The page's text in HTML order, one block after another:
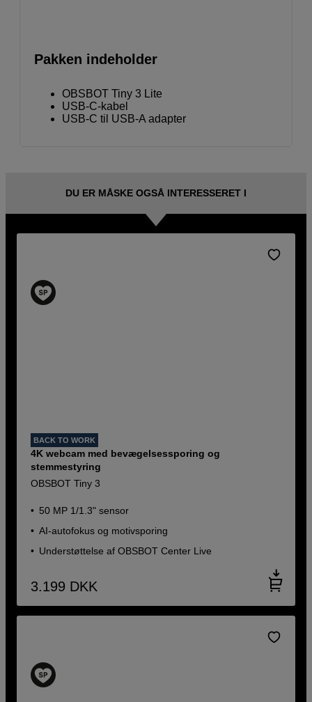
Pakken indeholder
OBSBOT Tiny 3 Lite
USB-C-kabel
USB-C til USB-A adapter
DU ER MÅSKE OGSÅ INTERESSERET I
BACK TO WORK
4K webcam med bevægelsessporing og
stemmestyring
OBSBOT Tiny 3
50 MP 1/1.3" sensor
AI-autofokus og motivsporing
Understøttelse af OBSBOT Center Live
3.199 DKK